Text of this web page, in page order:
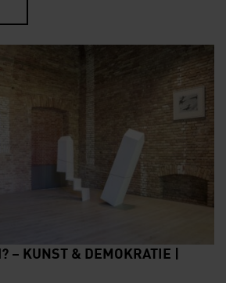
– KUNST & DEMOKRATIE |